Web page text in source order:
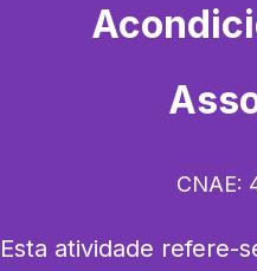
CNAE:
Esta atividade refere-